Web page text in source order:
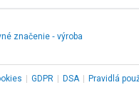
značenie ‑ výroba
GDPR DSA Pravidlá